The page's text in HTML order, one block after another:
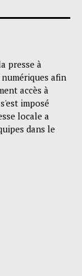
presse à
afin
accès à
imposé
locale a
dans le